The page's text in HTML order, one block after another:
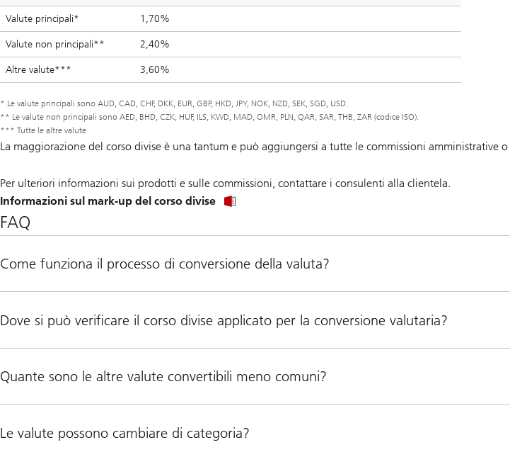
Valute principali* 1,70%
Valute non principali** 2,40%
Altre valute*** 3,60%
* Le valute principali sono AUD, CAD, CHF, DKK, EUR, GBP, HKD, JPY, NOK, NZD, SEK, SGD, USD.
** Le valute non principali sono AED, BHD, CZK, HUF, ILS, KWD, MAD, OMR, PLN, QAR, SAR, THB, ZAR (codice ISO).
*** Tutte le altre valute
La maggiorazione del corso divise è una tantum e può aggiungersi a tutte le commissioni amministrative
Per ulteriori informazioni sui prodotti e sulle commissioni, contattare i consulenti alla clientela.
Informazioni sul mark-up del corso divise
FAQ
Come funziona il processo di conversione della valuta?
Dove si può verificare il corso divise applicato per la conversione valutaria?
Quante sono le altre valute convertibili meno comuni?
Le valute possono cambiare di categoria?